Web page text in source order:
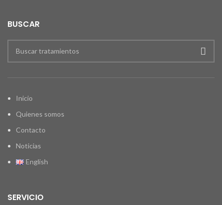
BUSCAR
Inicio
Quienes somos
Contacto
Noticias
English
SERVICIO